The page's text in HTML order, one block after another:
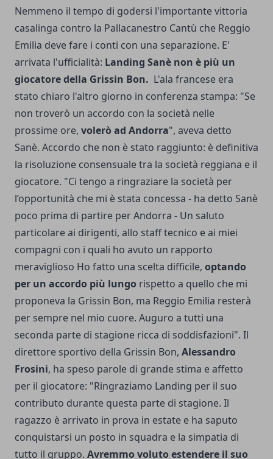
Nemmeno il tempo di godersi l'importante vittoria
casalinga contro la Pallacanestro Cantù che Reggio
Emilia deve fare i conti con una separazione. E'
arrivata l'ufficialità: Landing Sanè non è più un
giocatore della Grissin Bon. L'ala francese era
stato chiaro l'altro giorno in conferenza stampa: "Se
non troverò un accordo con la società nelle
prossime ore, volerò ad Andorra", aveva detto
Sanè. Accordo che non è stato raggiunto: è definitiva
la risoluzione consensuale tra la società reggiana e il
giocatore. "Ci tengo a ringraziare la società per
l’opportunità che mi è stata concessa - ha detto Sanè
poco prima di partire per Andorra - Un saluto
particolare ai dirigenti, allo staff tecnico e ai miei
compagni con i quali ho avuto un rapporto
meraviglioso Ho fatto una scelta difficile, optando
per un accordo più lungo rispetto a quello che mi
proponeva la Grissin Bon, ma Reggio Emilia resterà
per sempre nel mio cuore. Auguro a tutti una
seconda parte di stagione ricca di soddisfazioni". Il
direttore sportivo della Grissin Bon, Alessandro
Frosini, ha speso parole di grande stima e affetto
per il giocatore: "Ringraziamo Landing per il suo
contributo durante questa parte di stagione. Il
ragazzo è arrivato in prova in estate e ha saputo
conquistarsi un posto in squadra e la simpatia di
tutto il gruppo. Avremmo voluto estendere il suo